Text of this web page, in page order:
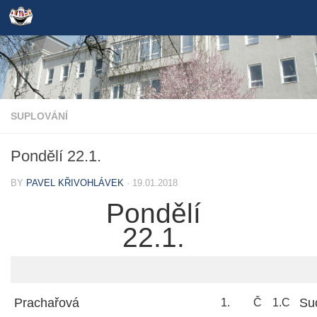
Skip to content
SUPLOVÁNÍ
Pondělí 22.1.
BY PAVEL KŘIVOHLÁVEK · 19.01.2018
Pondělí
22.1.
Prachařová 1. Č 1.C